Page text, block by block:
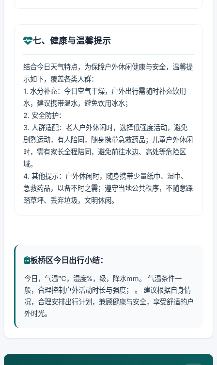
七、健康与温馨提示
结合今日天气特点，为保障户外休闲健康与安全，温馨提
示如下，覆盖各类人群：
1. 水分补充：今日空气干燥，户外出行需随时补充饮用
水，建议携带温水，避免饮用冰水；
2. 安全防护：
3. 人群适配：老人户外休闲时，选择低强度活动，避免
剧烈运动，有人陪同，随身携带急救药品；儿童户外休闲
时，需有家长全程陪同，避免前往水边、高处等危险区
域。
4. 其他提示：户外休闲时，随身携带少量纸巾、湿巾、
急救药品，以备不时之需；遵守当地公共秩序，不随意踩
踏草坪、丢弃垃圾，文明休闲。
板桥区今日出行小结：
今日，气温℃，湿度%，级，降水mm。 气温条件一
般，合理控制户外活动时长与强度； 。 建议根据自身情
况，合理安排出行计划，兼顾健康与安全，享受舒适的户
外时光。